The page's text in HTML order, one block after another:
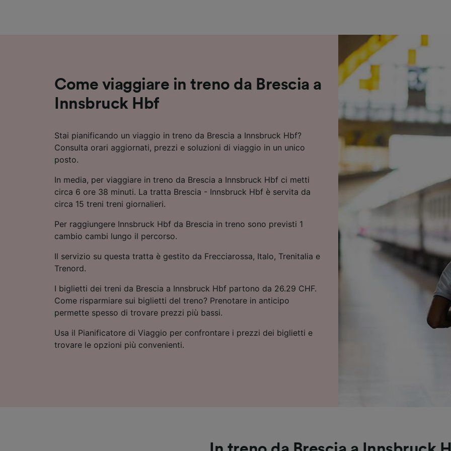
Come viaggiare in treno da Brescia a
Innsbruck Hbf
Stai pianificando un viaggio in treno da Brescia a Innsbruck Hbf?
Consulta orari aggiornati, prezzi e soluzioni di viaggio in un unico
posto.
In media, per viaggiare in treno da Brescia a Innsbruck Hbf ci metti
circa 6 ore 38 minuti. La tratta Brescia - Innsbruck Hbf è servita da
circa 15 treni treni giornalieri.
Per raggiungere Innsbruck Hbf da Brescia in treno sono previsti 1
cambio cambi lungo il percorso.
Il servizio su questa tratta è gestito da Frecciarossa, Italo, Trenitalia e
Trenord.
I biglietti dei treni da Brescia a Innsbruck Hbf partono da 26.29 CHF.
Come risparmiare sui biglietti del treno? Prenotare in anticipo
permette spesso di trovare prezzi più bassi.
Usa il Pianificatore di Viaggio per confrontare i prezzi dei biglietti e
trovare le opzioni più convenienti.